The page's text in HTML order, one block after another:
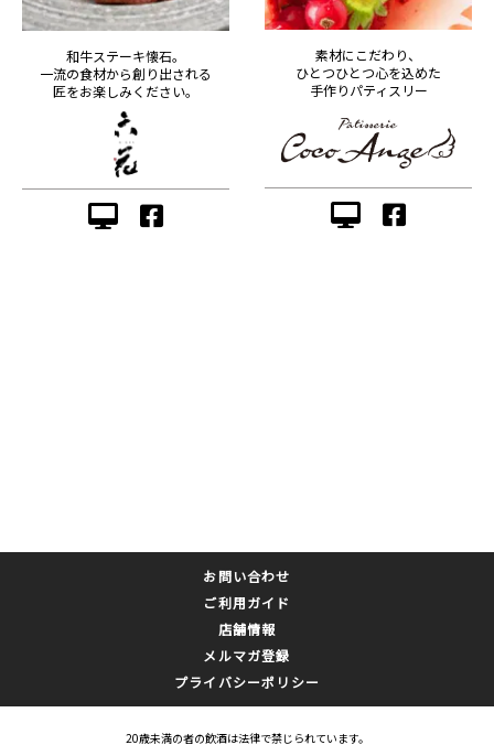
和牛ステーキ懐石。
一流の食材から創り出される
匠をお楽しみください。
素材にこだわり、
ひとつひとつ心を込めた
手作りパティスリー
お問い合わせ
ご利用ガイド
店舗情報
メルマガ登録
プライバシーポリシー
20歳未満の者の飲酒は法律で禁じられています。